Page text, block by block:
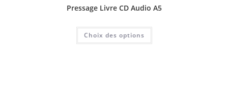
Pressage Livre CD Audio A5
Choix des options